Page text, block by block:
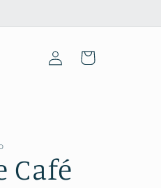
Iniciar
sesión
Carrito
Café